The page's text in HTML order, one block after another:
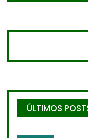
ÚLTIMOS